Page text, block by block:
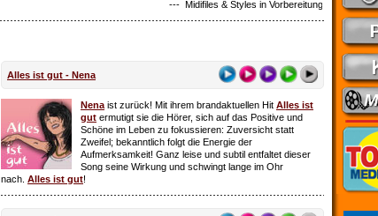
--- Midifiles & Styles in Vorbereitung: Country
Alles ist gut - Nena
Nena ist zurück! Mit ihrem brandaktuellen Hit Alles ist
gut ermutigt sie die Hörer, sich auf das Positive und
Schöne im Leben zu fokussieren: Zuversicht statt
Zweifel; bekanntlich folgt die Energie der
Aufmerksamkeit! Ganz leise und subtil entfaltet dieser
Song seine Wirkung und schwingt lange im Ohr
nach. Alles ist gut!